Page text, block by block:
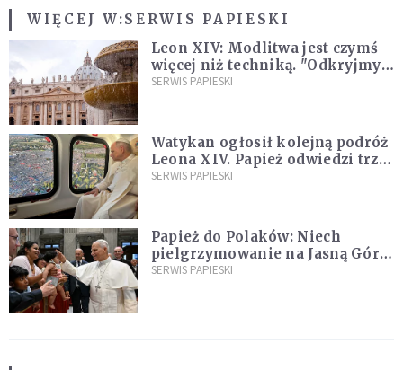
WIĘCEJ W:SERWIS PAPIESKI
Leon XIV: Modlitwa jest czymś
więcej niż techniką. "Odkryjmy
ją na nowo"
SERWIS PAPIESKI
Watykan ogłosił kolejną podróż
Leona XIV. Papież odwiedzi trzy
kraje Ameryki Południowej
SERWIS PAPIESKI
Papież do Polaków: Niech
pielgrzymowanie na Jasną Górę
umocni wiarę i nadzieję
SERWIS PAPIESKI